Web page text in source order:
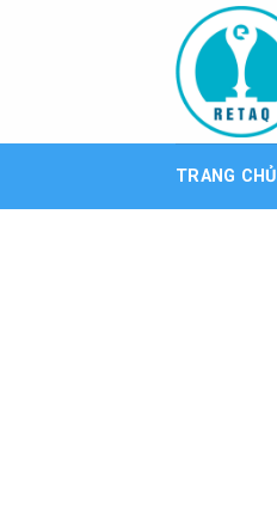
TRANG CHỦ